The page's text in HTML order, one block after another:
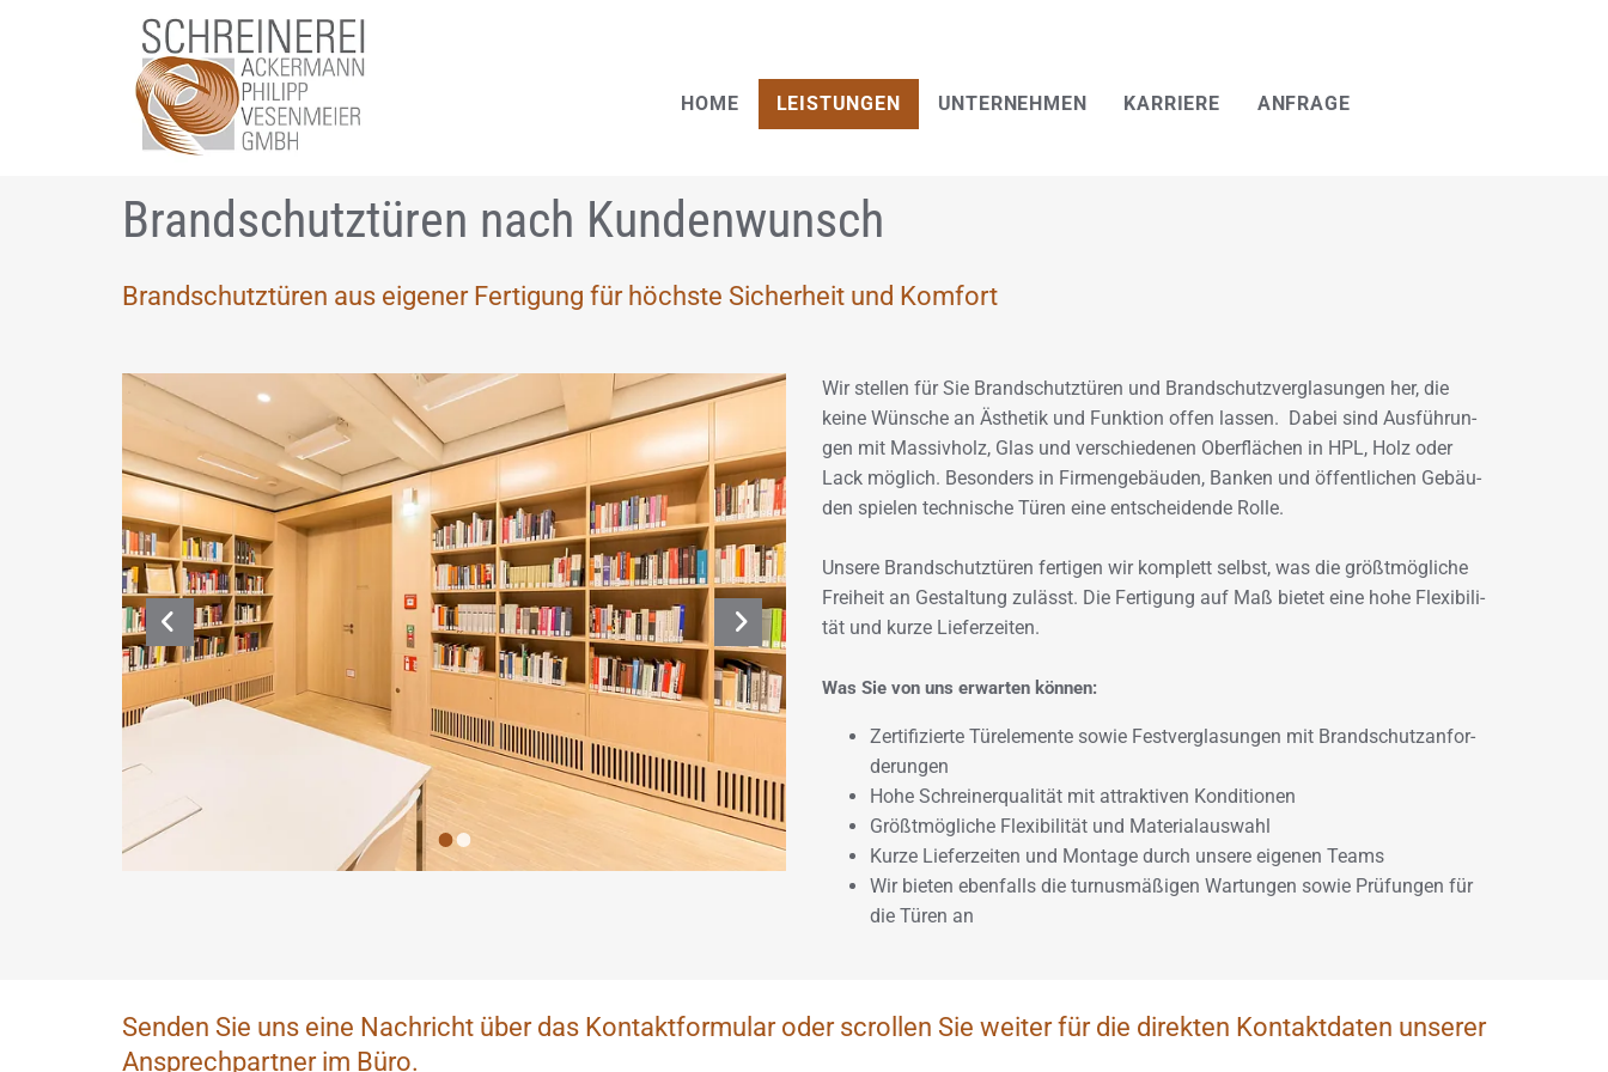
HOME LEISTUNGEN UNTERNEHMEN KARRIERE ANFRAGE
Brandschutztüren nach Kundenwunsch
Brandschutztüren aus eigener Fertigung für höchste Sicherheit und Komfort
Wir stel­len für Sie Brand­schutz­tü­ren und Brand­schutz­ver­gla­sun­gen her, die
keine Wün­sche an Äs­the­tik und Funk­ti­on offen las­sen. Dabei sind Aus­füh­run­
gen mit Mas­siv­holz, Glas und ver­schie­de­nen Ober­flä­chen in HPL, Holz oder
Lack mög­lich. Be­son­ders in Fir­men­ge­bäu­den, Ban­ken und öf­fent­li­chen Ge­bäu­
den spie­len tech­ni­sche Türen eine ent­schei­den­de Rolle.
Un­se­re Brand­schutz­tü­ren fer­ti­gen wir kom­plett selbst, was die größt­mög­li­che
Frei­heit an Ge­stal­tung zu­lässt. Die Fer­ti­gung auf Maß bie­tet eine hohe Fle­xi­bi­li­
tät und kurze Lie­fer­zei­ten.
Was Sie von uns er­war­ten kön­nen:
Zer­ti­fi­zier­te Tü­r­ele­men­te sowie Fest­ver­gla­sun­gen mit Brand­schutz­an­for­
de­run­gen
Hohe Schrei­ner­qua­li­tät mit at­trak­ti­ven Kon­di­tio­nen
Größt­mög­li­che Fle­xi­bi­li­tät und Ma­te­ri­al­aus­wahl
Kurze Lie­fer­zei­ten und Mon­ta­ge durch un­se­re ei­ge­nen Teams
Wir bie­ten eben­falls die tur­nus­mä­ßi­gen War­tun­gen sowie Prü­fun­gen für
die Türen an
Senden Sie uns eine Nachricht über das Kontaktformular oder scrollen Sie weiter für die direkten Kontaktdaten unserer
Ansprechpartner im Büro.